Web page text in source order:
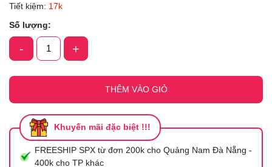
Tiết kiệm: 17k
Số lượng:
- +
THÊM VÀO GIỎ
Khuyến mãi đặc biệt !!!
FREESHIP SPX từ đơn 200k cho Quảng Nam Đà Nẵng -
400k cho TP khác